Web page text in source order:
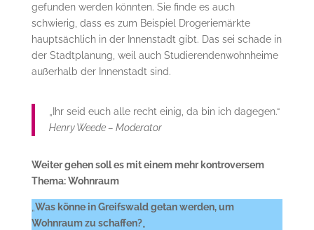
gefunden werden könnten. Sie finde es auch
schwierig, dass es zum Beispiel Drogeriemärkte
hauptsächlich in der Innenstadt gibt. Das sei schade in
der Stadtplanung, weil auch Studierendenwohnheime
außerhalb der Innenstadt sind.
„Ihr seid euch alle recht einig, da bin ich dagegen.“
Henry Weede – Moderator
Weiter gehen soll es mit einem mehr kontroversem
Thema: Wohnraum
Was könne in Greifswald getan werden, um
Wohnraum zu schaffen?„